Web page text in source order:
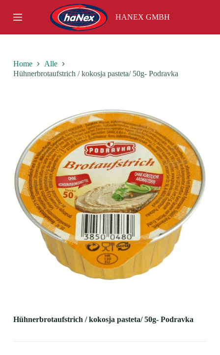
k
p
o
HANEX GMBH
Home
Alle
Hühnerbrotaufstrich / kokosja pasteta/ 50g- Podravka
Hühnerbrotaufstrich / kokosja pasteta/ 50g- Podravka